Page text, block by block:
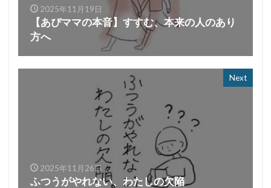
2025年11月19日
【あぴママの本音】すすむ、本来の人のあり
方へ
Next
2025年11月26日
ふつうがやれない、わたしの欠陥